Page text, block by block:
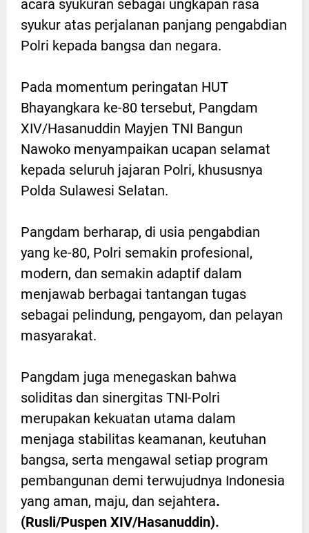
acara syukuran sebagai ungkapan rasa
syukur atas perjalanan panjang pengabdian
Polri kepada bangsa dan negara.
Pada momentum peringatan HUT
Bhayangkara ke-80 tersebut, Pangdam
XIV/Hasanuddin Mayjen TNI Bangun
Nawoko menyampaikan ucapan selamat
kepada seluruh jajaran Polri, khususnya
Polda Sulawesi Selatan.
Pangdam berharap, di usia pengabdian
yang ke-80, Polri semakin profesional,
modern, dan semakin adaptif dalam
menjawab berbagai tantangan tugas
sebagai pelindung, pengayom, dan pelayan
masyarakat.
Pangdam juga menegaskan bahwa
soliditas dan sinergitas TNI-Polri
merupakan kekuatan utama dalam
menjaga stabilitas keamanan, keutuhan
bangsa, serta mengawal setiap program
pembangunan demi terwujudnya Indonesia
yang aman, maju, dan sejahtera.
(Rusli/Puspen XIV/Hasanuddin).